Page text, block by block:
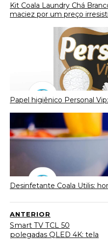
Kit Coala Laundry Chá
maciez por um preço
Papel higiênico Personal
Desinfetante Coala Utilis:
ANTERIOR
Smart TV TCL 50
polegadas QLED 4K: tela